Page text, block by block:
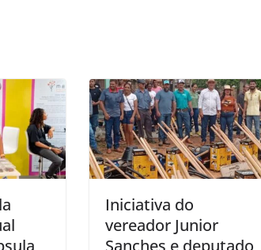
Iniciativa do
vereador Junior
Sanches e deputado